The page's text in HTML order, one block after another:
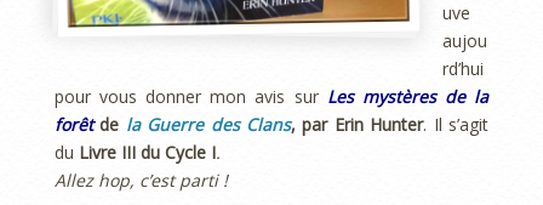
uve
aujou
rd’hui
pour vous donner mon avis sur Les mystères de la
forêtde la Guerre des Clans, par Erin Hunter. Il s’agit
du Livre III du Cycle I.
Allez hop, c’est parti !